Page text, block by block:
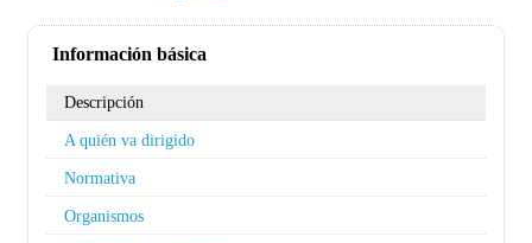
Información básica
Descripción
A quién va dirigido
Normativa
Organismos